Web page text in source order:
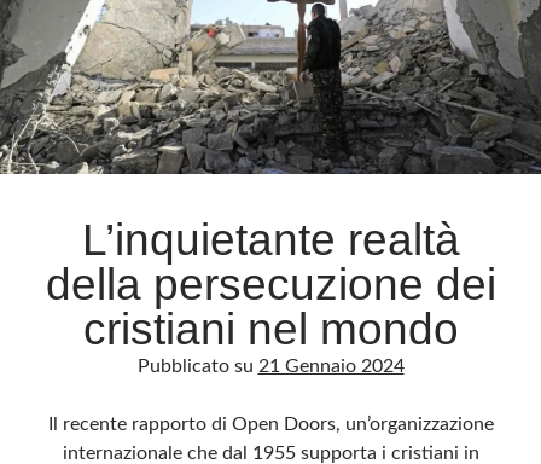
mondiale
L’inquietante realtà
della persecuzione dei
cristiani nel mondo
Pubblicato su 21 Gennaio 2024
Il recente rapporto di Open Doors, un’organizzazione
internazionale che dal 1955 supporta i cristiani in